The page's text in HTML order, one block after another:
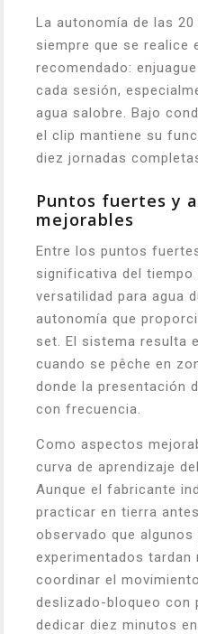
La autonomía de las
siempre que se realice
recomendado:
cada sesión,
agua salobre. Bajo
el clip mantiene su
diez jornadas
Puntos fuertes y
mejorables
Entre los puntos
significativa del tiempo
versatilidad para agua
autonomía que
set. El sistema resulta
cuando se pêche en
donde la presentación
con frecuencia.
Como aspectos
curva de aprendizaje
Aunque el fabricante
practicar en tierra
observado que algunos
experimentados tardan
coordinar el
deslizado-bloqueo con
dedicar diez minutos